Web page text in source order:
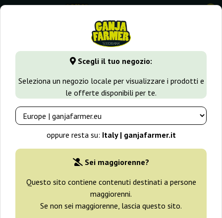
Scegli il tuo negozio:
Seleziona un negozio locale per visualizzare i prodotti e
le offerte disponibili per te.
oppure resta su: Italy | ganjafarmer.it
Sei maggiorenne?
Questo sito contiene contenuti destinati a persone
maggiorenni.
Se non sei maggiorenne, lascia questo sito.
0
GanjaFarmer.it Tipi di Semi Semi Indica Blue Pyramid